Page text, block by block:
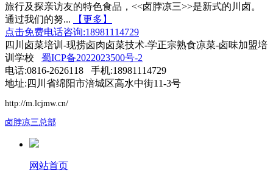
旅行及探亲访友的特色食品，<<卤脖凉三>>是新式的川卤。
通过我们的努...
【更多】
点击免费电话咨询:18981114729
四川卤菜培训-现捞卤肉卤菜技术-学正宗熟食凉菜-卤味加盟培
训学校 蜀ICP备2022023500号-2
电话:0816-2626118 手机:18981114729
地址:四川省绵阳市涪城区高水中街11-3号
http://m.lcjmw.cn/
卤脖凉三总部
网站首页